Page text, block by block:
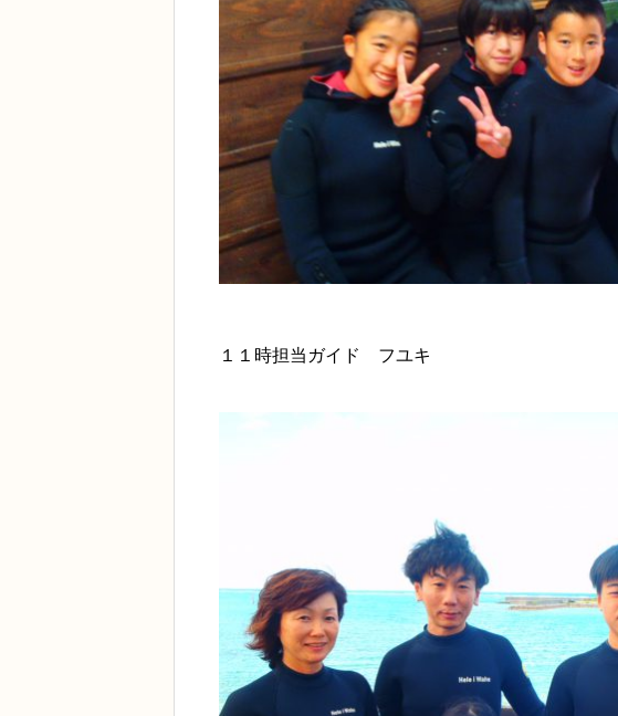
１１時担当ガイド フユキ